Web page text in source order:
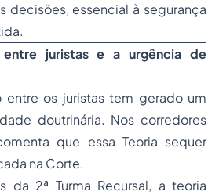
decisões, essencial à segurança
juristas e a urgência de
entre os juristas tem gerado um
doutrinária. Nos corredores
que essa Teoria sequer
na Corte.
da 2ª Turma Recursal, a teoria